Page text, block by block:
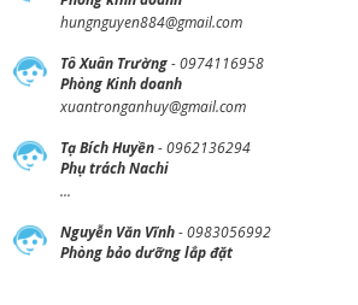
hungnguyen884@gmail.com
Tô Xuân Trường- 0974116958
Phòng Kinh doanh
xuantronganhuy@gmail.com
Tạ Bích Huyền- 0962136294
Phụ trách Nachi
...
Nguyễn Văn Vĩnh- 0983056992
Phòng bảo dưỡng lắp đặt